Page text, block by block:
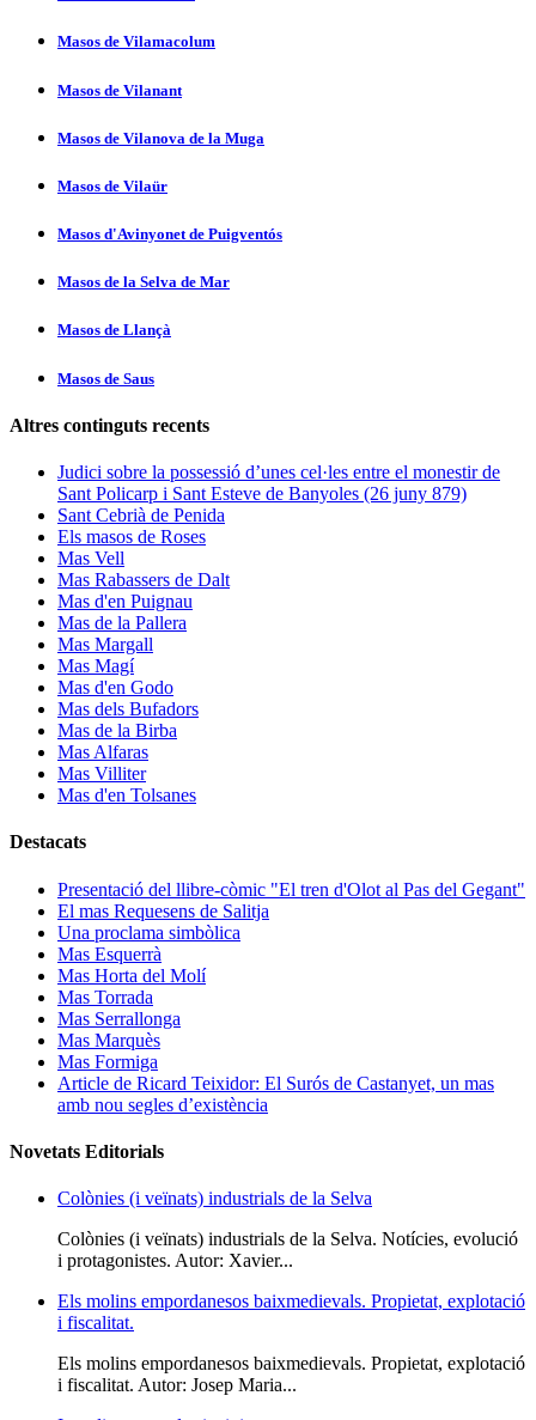
Masos de Vilamacolum
Masos de Vilanant
Masos de Vilanova de la Muga
Masos de Vilaür
Masos d'Avinyonet de Puigventós
Masos de la Selva de Mar
Masos de Llançà
Masos de Saus
Altres continguts recents
Judici sobre la possessió d’unes cel·les entre el monestir de
Sant Policarp i Sant Esteve de Banyoles (26 juny 879)
Sant Cebrià de Penida
Els masos de Roses
Mas Vell
Mas Rabassers de Dalt
Mas d'en Puignau
Mas de la Pallera
Mas Margall
Mas Magí
Mas d'en Godo
Mas dels Bufadors
Mas de la Birba
Mas Alfaras
Mas Villiter
Mas d'en Tolsanes
Destacats
Presentació del llibre-còmic "El tren d'Olot al Pas del Gegant"
El mas Requesens de Salitja
Una proclama simbòlica
Mas Esquerrà
Mas Horta del Molí
Mas Torrada
Mas Serrallonga
Mas Marquès
Mas Formiga
Article de Ricard Teixidor: El Surós de Castanyet, un mas
amb nou segles d’existència
Novetats Editorials
Colònies (i veïnats) industrials de la Selva
Colònies (i veïnats) industrials de la Selva. Notícies, evolució
i protagonistes. Autor: Xavier...
Els molins empordanesos baixmedievals. Propietat, explotació
i fiscalitat.
Els molins empordanesos baixmedievals. Propietat, explotació
i fiscalitat. Autor: Josep Maria...